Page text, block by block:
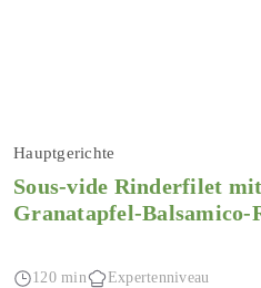
Hauptgerichte
Sous-vide Rinderfilet
Granatapfel-Balsamico-
120 min Expertenniveau